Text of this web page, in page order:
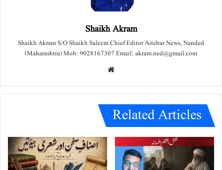
Shaikh Akram
Shaikh Akram S/O Shaikh Saleem Chief Editor Aitebar News, Nanded
(Maharashtra) Mob: 9028167307 Email: akram.ned@gmail.com
e
Related Articles